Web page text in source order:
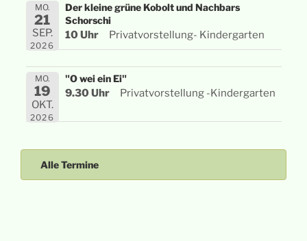
MO.
21
SEP.
2026
Der kleine grüne Kobolt und Nachbars
Schorschi
10 Uhr Privatvorstellung- Kindergarten
MO.
19
OKT.
2026
"O wei ein Ei"
9.30 Uhr Privatvorstellung -Kindergarten
Alle Termine